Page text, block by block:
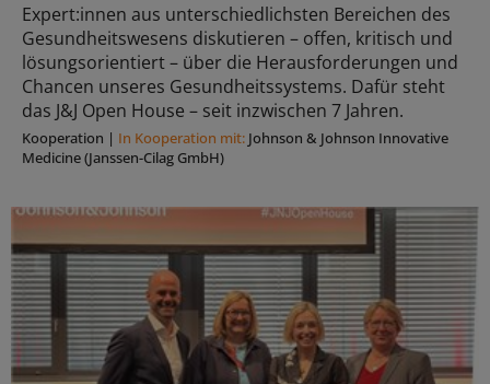
Expert:innen aus unterschiedlichsten Bereichen des
Gesundheitswesens diskutieren – offen, kritisch und
lösungsorientiert – über die Herausforderungen und
Chancen unseres Gesundheitssystems. Dafür steht
das J&J Open House – seit inzwischen 7 Jahren.
Kooperation | In Kooperation mit: Johnson & Johnson Innovative
Medicine (Janssen-Cilag GmbH)